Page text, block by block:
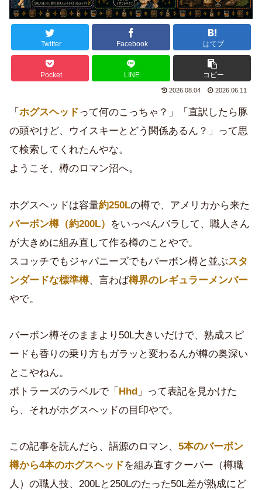
Twitter Facebook はてブ
Pocket LINE コピー
2026.08.04 2026.06.11
「 ホグスヘッドって何のこっちゃ？」「直訳したら豚
の頭やけど、ウイスキーとどう関係あるん？」って思
て検索してくれたんやな。
ようこそ、樽のロマン沼へ。
ホグスヘッドは容量約250Lの樽で、アメリカから来た
バーボン樽（約200L）
をいっぺんバラして、職人さん
が大きめに組み直して作る樽のことやで。
スコッチでもジャパニーズでもバーボン樽と並ぶスタ
ンダードな標準樽、言わば樽界のレギュラーメンバー
やで。
バーボン樽そのままより50L大きいだけで、熟成スピ
ードも香りの乗り方もガラッと変わるんが樽の奥深い
とこやねん。
ボトラーズのラベルで「 Hhd 」って表記を見かけた
ら、それがホグスヘッドの目印やで。
この記事を読んだら、語源のロマン、 5本のバーボン
樽から4本のホグスヘッドを組み直すクーパー（樽職
人）の職人技、200Lと250Lのたった50L差が熟成にど